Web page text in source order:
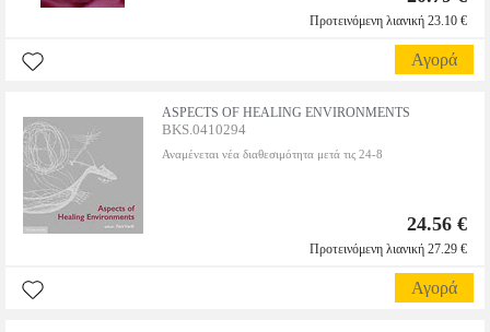
Προτεινόμενη λιανική 23.10 €
Αγορά
ASPECTS OF HEALING ENVIRONMENTS
BKS.0410294
Αναμένεται νέα διαθεσιμότητα μετά τις 24-8
24.56 €
Προτεινόμενη λιανική 27.29 €
Αγορά